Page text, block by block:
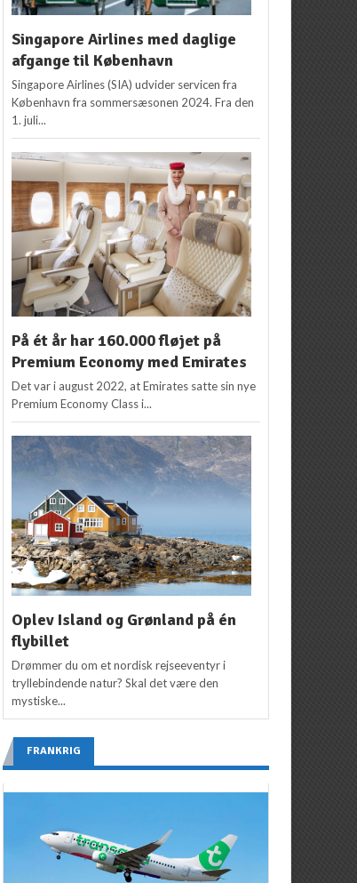
Singapore Airlines med daglige
afgange til København
Singapore Airlines (SIA) udvider servicen fra
København fra sommersæsonen 2024. Fra den
1. juli...
På ét år har 160.000 fløjet på
Premium Economy med Emirates
Det var i august 2022, at Emirates satte sin nye
Premium Economy Class i...
Oplev Island og Grønland på én
flybillet
Drømmer du om et nordisk rejseeventyr i
tryllebindende natur? Skal det være den
mystiske...
FRANKRIG